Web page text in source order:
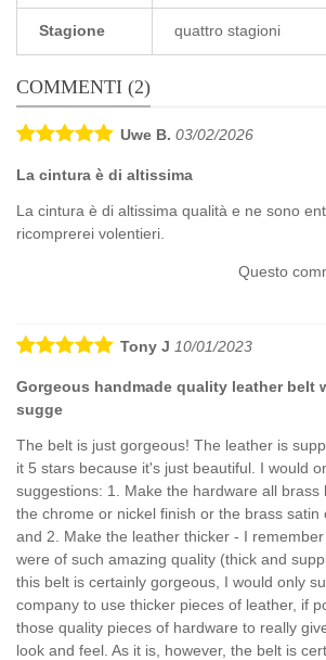
Stagione quattro stagioni
COMMENTI (2)
Uwe B. 03/02/2026
La cintura è di altissima
La cintura è di altissima qualità e ne sono
ricomprerei volentieri.
Questo
Tony J 10/01/2023
Gorgeous handmade quality leather belt
sugge
The belt is just gorgeous! The leather is
it 5 stars because it's just beautiful. I would
suggestions: 1. Make the hardware all brass
the chrome or nickel finish or the brass satin
and 2. Make the leather thicker - I
were of such amazing quality (thick and
this belt is certainly gorgeous, I would only
company to use thicker pieces of leather, if
those quality pieces of hardware to really
look and feel. As it is, however, the belt is